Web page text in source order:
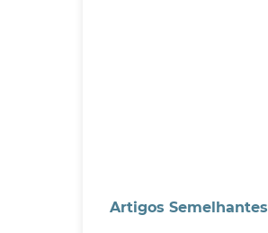
Artigos Semelhantes